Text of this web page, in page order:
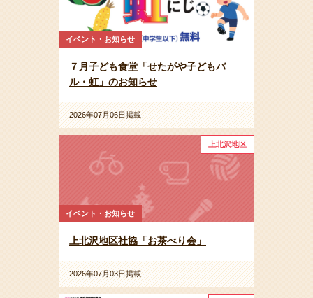
イベント・お知らせ
７月子ども食堂「せたがや子どもバ
ル・虹」のお知らせ
2026年07月06日掲載
上北沢地区
イベント・お知らせ
上北沢地区社協「お茶べり会」
2026年07月03日掲載